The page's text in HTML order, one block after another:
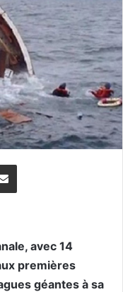
avec 14
premières
géantes à sa